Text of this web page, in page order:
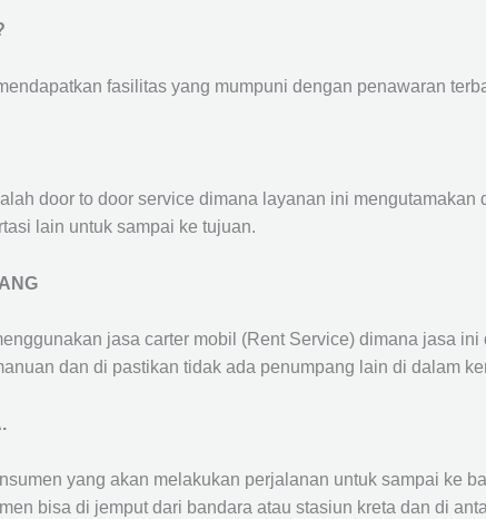
fasilitas yang mumpuni dengan penawaran
door to door service dimana layanan ini
lain untuk sampai ke tujuan.
jasa carter mobil (Rent Service) dimana jasa
dan di pastikan tidak ada penumpang lain di dalam
yang akan melakukan perjalanan untuk sampai ke
bisa di jemput dari bandara atau stasiun kreta dan di